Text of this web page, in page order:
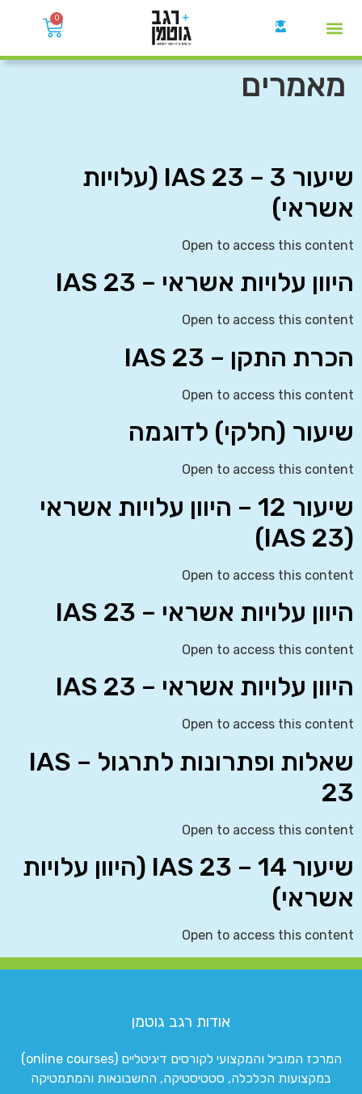
0
מאמרים
שיעור 3 – IAS 23 (עלויות
אשראי)
Open to access this content
היוון עלויות אשראי – IAS 23
Open to access this content
הכרת התקן – IAS 23
Open to access this content
שיעור (חלקי) לדוגמה
Open to access this content
שיעור 12 – היוון עלויות אשראי
(IAS 23)
Open to access this content
היוון עלויות אשראי – IAS 23
Open to access this content
היוון עלויות אשראי – IAS 23
Open to access this content
שאלות ופתרונות לתרגול – IAS
23
Open to access this content
שיעור 14 – IAS 23 (היוון עלויות
אשראי)
Open to access this content
אודות רגב גוטמן
המרכז המוביל והמקצועי לקורסים דיגיטליים (online courses)
במקצועות הכלכלה, סטטיסטיקה, החשבונאות והמתמטיקה